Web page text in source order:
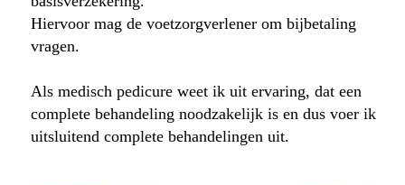
Hiervoor mag de voetzorgverlener om bijbetaling
vragen.
Als medisch pedicure weet ik uit ervaring, dat een
complete behandeling noodzakelijk is en dus voer ik
uitsluitend complete behandelingen uit.